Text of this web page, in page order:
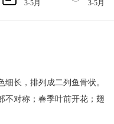
3-5月 3-5月
长，排列成二列鱼骨状。
不对称；春季叶前开花；翅